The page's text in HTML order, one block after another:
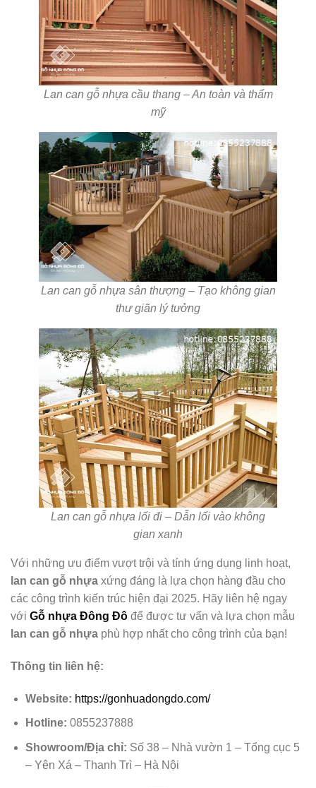
Lan can gỗ nhựa cầu thang – An toàn và thẩm
mỹ
Lan can gỗ nhựa sân thượng – Tạo không gian
thư giãn lý tưởng
Lan can gỗ nhựa lối đi – Dẫn lối vào không
gian xanh
Với những ưu điểm vượt trội và tính ứng dụng linh hoạt,
lan can gỗ nhựa xứng đáng là lựa chọn hàng đầu cho
các công trình kiến trúc hiện đại 2025. Hãy liên hệ ngay
với Gỗ nhựa Đông Đô để được tư vấn và lựa chọn mẫu
lan can gỗ nhựa phù hợp nhất cho công trình của bạn!
Thông tin liên hệ:
Website: https://gonhuadongdo.com/
Hotline: 0855237888
Showroom/Địa chỉ: Số 38 – Nhà vườn 1 – Tổng cục 5
– Yên Xá – Thanh Trì – Hà Nội